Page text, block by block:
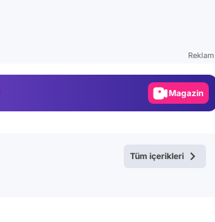
Reklam
Magazin
Tüm içerikleri